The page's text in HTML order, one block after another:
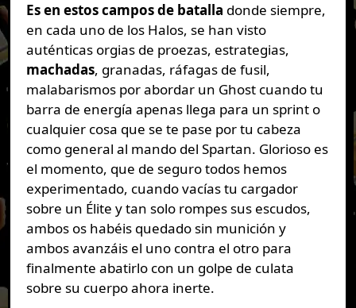
Es en estos campos de batalla donde siempre,
en cada uno de los Halos, se han visto
auténticas orgias de proezas, estrategias,
machadas, granadas, ráfagas de fusil,
malabarismos por abordar un Ghost cuando tu
barra de energía apenas llega para un sprint o
cualquier cosa que se te pase por tu cabeza
como general al mando del Spartan. Glorioso es
el momento, que de seguro todos hemos
experimentado, cuando vacías tu cargador
sobre un Élite y tan solo rompes sus escudos,
ambos os habéis quedado sin munición y
ambos avanzáis el uno contra el otro para
finalmente abatirlo con un golpe de culata
sobre su cuerpo ahora inerte.